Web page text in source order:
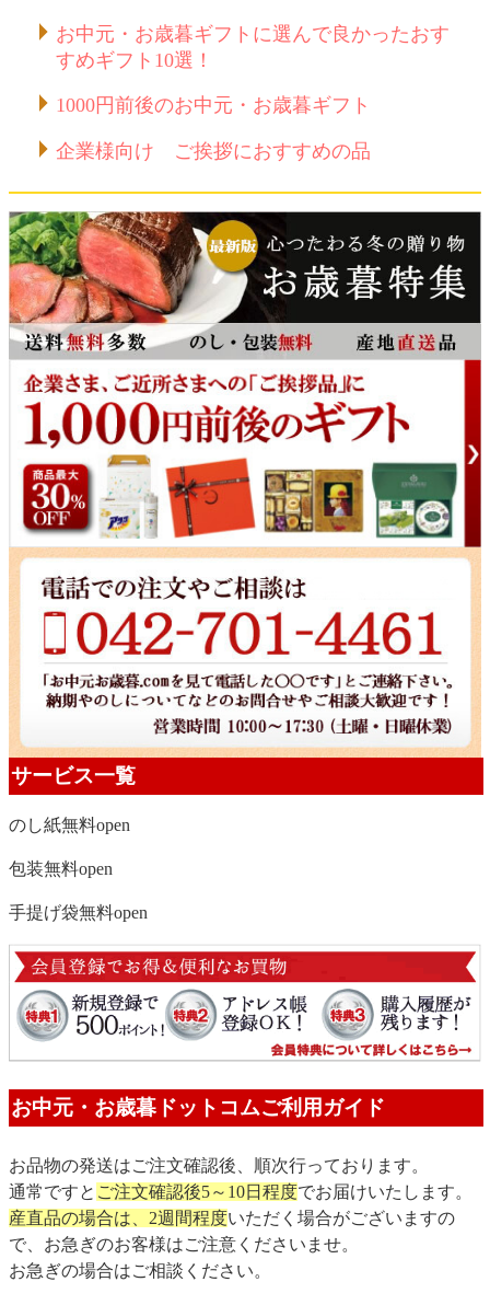
お中元・お歳暮ギフトに選んで良かったおす
すめギフト10選！
1000円前後のお中元・お歳暮ギフト
企業様向け ご挨拶におすすめの品
サービス一覧
のし紙無料open
包装無料open
手提げ袋無料open
お中元・お歳暮ドットコムご利用ガイド
お品物の発送はご注文確認後、順次行っております。
通常ですと ご注文確認後5～10日程度でお届けいたします。
産直品の場合は、2週間程度いただく場合がございますの
で、お急ぎのお客様はご注意くださいませ。
お急ぎの場合はご相談ください。